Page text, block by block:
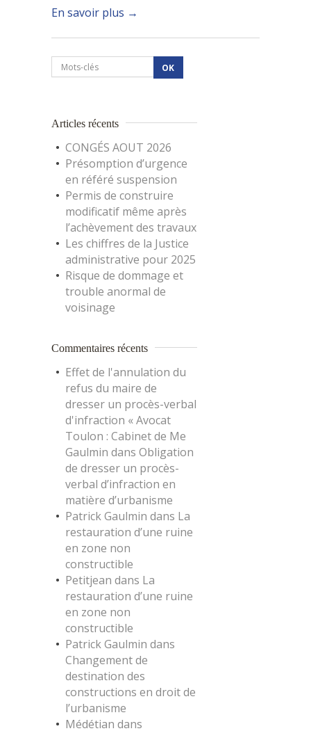
En savoir plus →
Articles récents
CONGÉS AOUT 2026
Présomption d’urgence
en référé suspension
Permis de construire
modificatif même après
l’achèvement des travaux
Les chiffres de la Justice
administrative pour 2025
Risque de dommage et
trouble anormal de
voisinage
Commentaires récents
Effet de l'annulation du
refus du maire de
dresser un procès-verbal
d'infraction « Avocat
Toulon : Cabinet de Me
Gaulmin dans Obligation
de dresser un procès-
verbal d’infraction en
matière d’urbanisme
Patrick Gaulmin dans La
restauration d’une ruine
en zone non
constructible
Petitjean dans La
restauration d’une ruine
en zone non
constructible
Patrick Gaulmin dans
Changement de
destination des
constructions en droit de
l’urbanisme
Médétian dans